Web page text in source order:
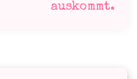
auskommt.